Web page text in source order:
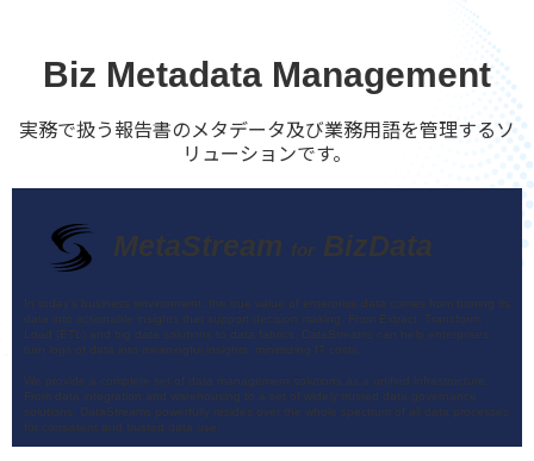
Biz Metadata Management
実務で扱う報告書のメタデータ及び業務用語を管理するソ
リューションです。
MetaStream for BizData
In today’s business environment, the true value of enterprise data comes from turning its
data into actionable insights that support decision making. From Extract, Transform,
Load (ETL) and big data solutions to data fabrics, DataStreams can help enterprises
turn logs of data into meaningful insights, minimizing IT costs.
We provide a complete set of data management solutions as a unified infrastructure.
From data integration and warehousing to a set of widely trusted data governance
solutions, DataStreams powerfully resides over the whole spectrum of all data processes
for consistent and trusted data use.